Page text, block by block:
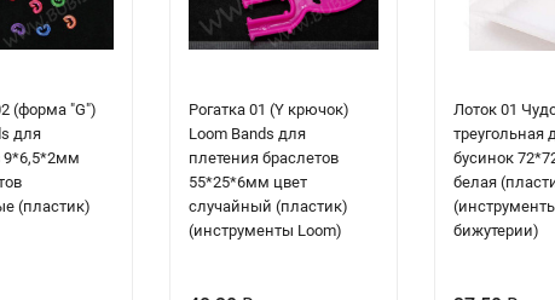
(форма "G")
для
9*6,5*2мм
(пластик)
Рогатка 01 (Y крючок)
Loom Bands для
плетения браслетов
55*25*6мм цвет
случайный (пластик)
(инструменты Loom)
Лоток 01
треугольная
бусинок
белая
бижутерии)